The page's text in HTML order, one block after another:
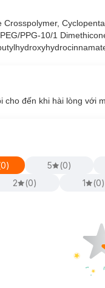
tênh như không, càng
môi cho cảm giác ẩm
thoa và đẹp hơn sau
lớp, màu càng trong
PPG-10/1
đến khi hài lòng với
0) 5 (0)
2
(0) 1 (0)